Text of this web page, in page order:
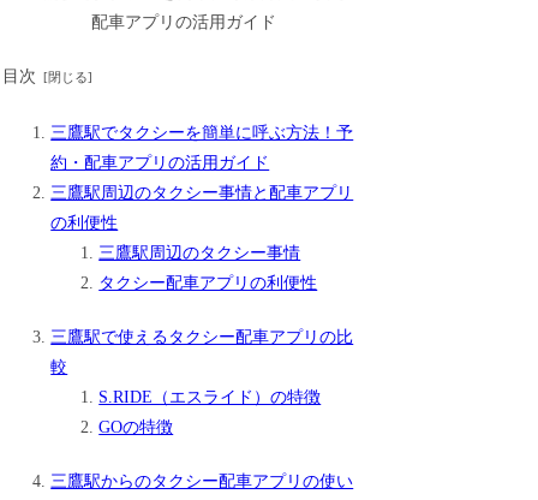
目次
三鷹駅でタクシーを簡単に呼ぶ方法！予
約・配車アプリの活用ガイド
三鷹駅周辺のタクシー事情と配車アプリ
の利便性
三鷹駅周辺のタクシー事情
タクシー配車アプリの利便性
三鷹駅で使えるタクシー配車アプリの比
較
S.RIDE（エスライド）の特徴
GOの特徴
三鷹駅からのタクシー配車アプリの使い